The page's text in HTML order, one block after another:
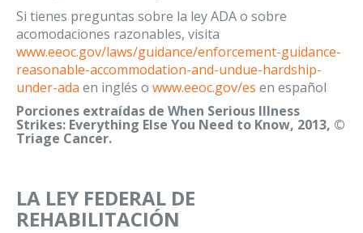
Si tienes preguntas sobre la ley ADA o sobre
acomodaciones razonables, visita
www.eeoc.gov/laws/guidance/enforcement-guidance-
reasonable-accommodation-and-undue-hardship-
under-ada en inglés o www.eeoc.gov/es en español
Porciones extraídas de When Serious Illness
Strikes: Everything Else You Need to Know, 2013, ©
Triage Cancer.
LA LEY FEDERAL DE
REHABILITACIÓN